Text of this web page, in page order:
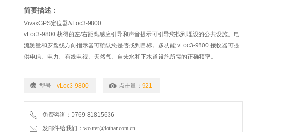
简要描述：
VivaxGPS定位器/vLoc3-9800
vLoc3-9800 获得的左/右距离感应引导和声音提示可引导您找到埋设的公共设施。电
流测量和罗盘线方向指示器可确认您是否找到目标。多功能 vLoc3-9800 接收器可提
供电信、电力、有线电视、天然气、自来水和下水道设施所需的正确频率。
型号： vLoc3-9800 点击量： 921
免费咨询：0769-81815636
发邮件给我们：wouter@lothar.com.cn